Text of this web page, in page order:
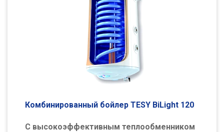
Комбинированный бойлер TESY BiLight 120
С высокоэффективным теплообменником